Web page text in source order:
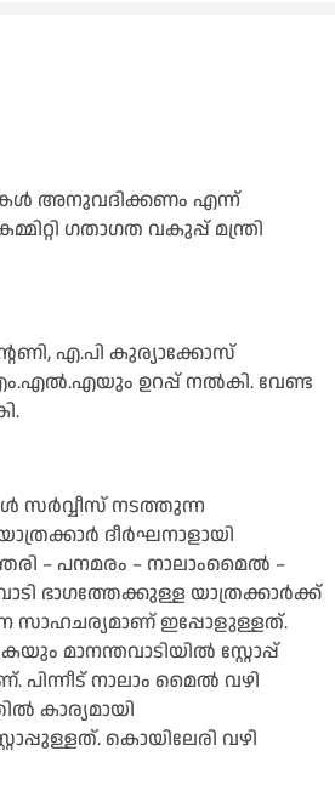
അനുവദിക്കണം എന്ന്
ഗതാഗത വകുപ്പ് മന്ത്രി
എ.പി കുര്യാക്കോസ്
ഉറപ്പ് നൽകി. വേണ്ട
സര്‍വ്വീസ് നടത്തുന്ന
ദീര്‍ഘനാളായി
– പനമരം – നാലാംമൈല്‍ –
ഭാഗത്തേക്കുള്ള യാത്രക്കാര്‍ക്ക്
സാഹചര്യമാണ് ഇപ്പോളുള്ളത്.
മാനന്തവാടിയില്‍ സ്റ്റോപ്പ്
നാലാം മൈല്‍ വഴി
കാര്യമായി
കൊയിലേരി വഴി